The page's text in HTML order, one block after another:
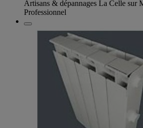
Artisans & dépannages La Celle sur
Professionnel